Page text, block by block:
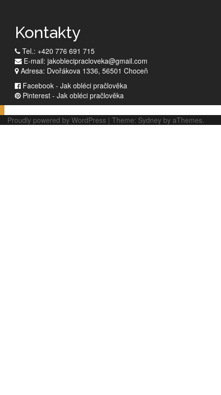
Kontakty
Tel.: +420 776 691 715
E-mail: jakoblecipracloveka@gmail.com
Adresa: Dvořákova 1336, 56501 Choceň
Facebook - Jak obléci pračlověka
Pinterest - Jak obléci pračlověka
Proudly powered by WordPress | Theme: Sydney by aThemes.